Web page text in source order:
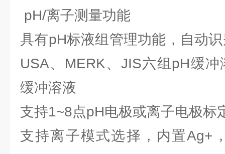
pH/离子测量功能
具有pH标液组管理功能，自动
USA、MERK、JIS六组pH缓
缓冲溶液
支持1~8点pH电极或离子电极标
支持离子模式选择，内置Ag+